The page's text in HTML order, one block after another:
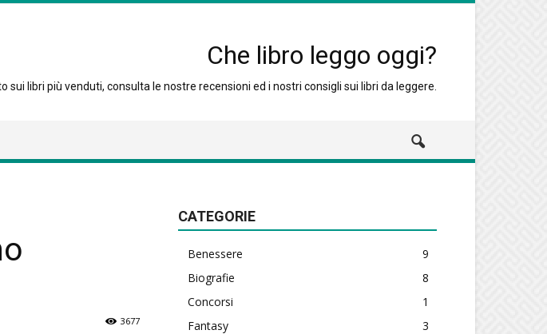
Che libro leggo oggi?
sui libri più venduti, consulta le nostre recensioni ed i nostri consigli sui libri da leggere.
3677
CATEGORIE
Benessere
9
Biografie
8
Concorsi
1
Fantasy
3